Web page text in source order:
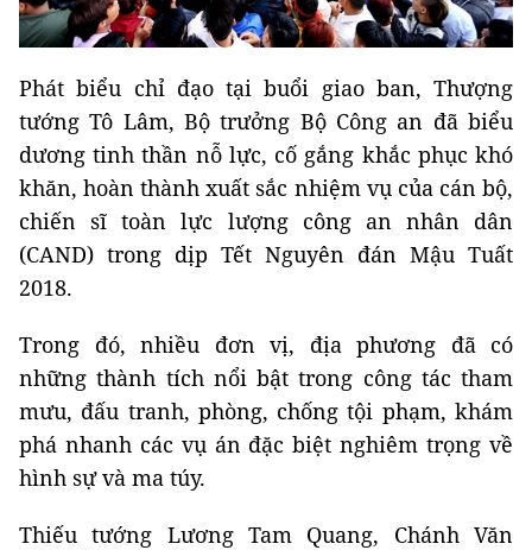
Phát biểu chỉ đạo tại buổi giao ban, Thượng
tướng Tô Lâm, Bộ trưởng Bộ Công an đã biểu
dương tinh thần nỗ lực, cố gắng khắc phục khó
khăn, hoàn thành xuất sắc nhiệm vụ của cán bộ,
chiến sĩ toàn lực lượng công an nhân dân
(CAND) trong dịp Tết Nguyên đán Mậu Tuất
2018.
Trong đó, nhiều đơn vị, địa phương đã có
những thành tích nổi bật trong công tác tham
mưu, đấu tranh, phòng, chống tội phạm, khám
phá nhanh các vụ án đặc biệt nghiêm trọng về
hình sự và ma túy.
Thiếu tướng Lương Tam Quang, Chánh Văn